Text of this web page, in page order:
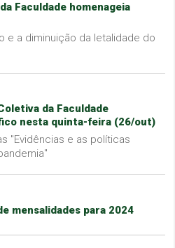
Faculdade homenageia
e a diminuição da letalidade do
da Faculdade
nesta quinta-feira (26/out)
"Evidências e as políticas
mensalidades para 2024